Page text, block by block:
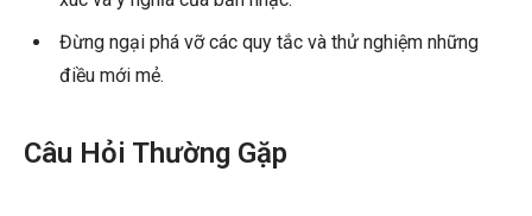
Đừng ngại phá vỡ các quy tắc và thử nghiệm những
điều mới mẻ.
Câu Hỏi Thường Gặp